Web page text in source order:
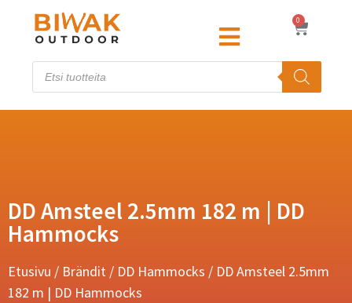
0
DD Amsteel 2.5mm 182 m | DD
Hammocks
Etusivu / Brändit / DD Hammocks / DD Amsteel 2.5mm
182 m | DD Hammocks